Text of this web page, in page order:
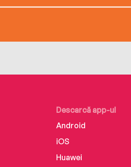
Descarcă app-ul
Android
iOS
Huawei